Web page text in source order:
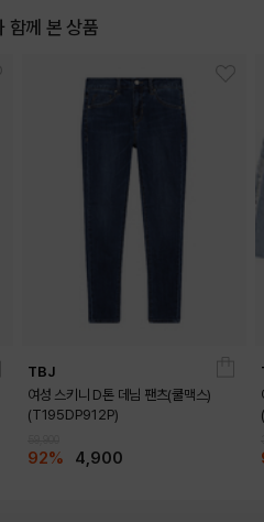
함께 본 상품
TBJ
여성 스키니 D톤 데님 팬츠(쿨맥스)
(T195DP912P)
92% 4,900